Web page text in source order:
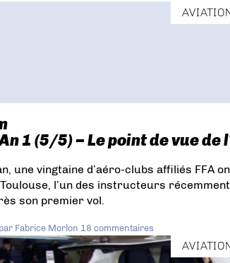
1 (5/5) – Le point de vue
une vingtaine d’aéro-clubs affiliés FFA
l’un des instructeurs
son premier vol.
par Fabrice Morlon 18 commentaires